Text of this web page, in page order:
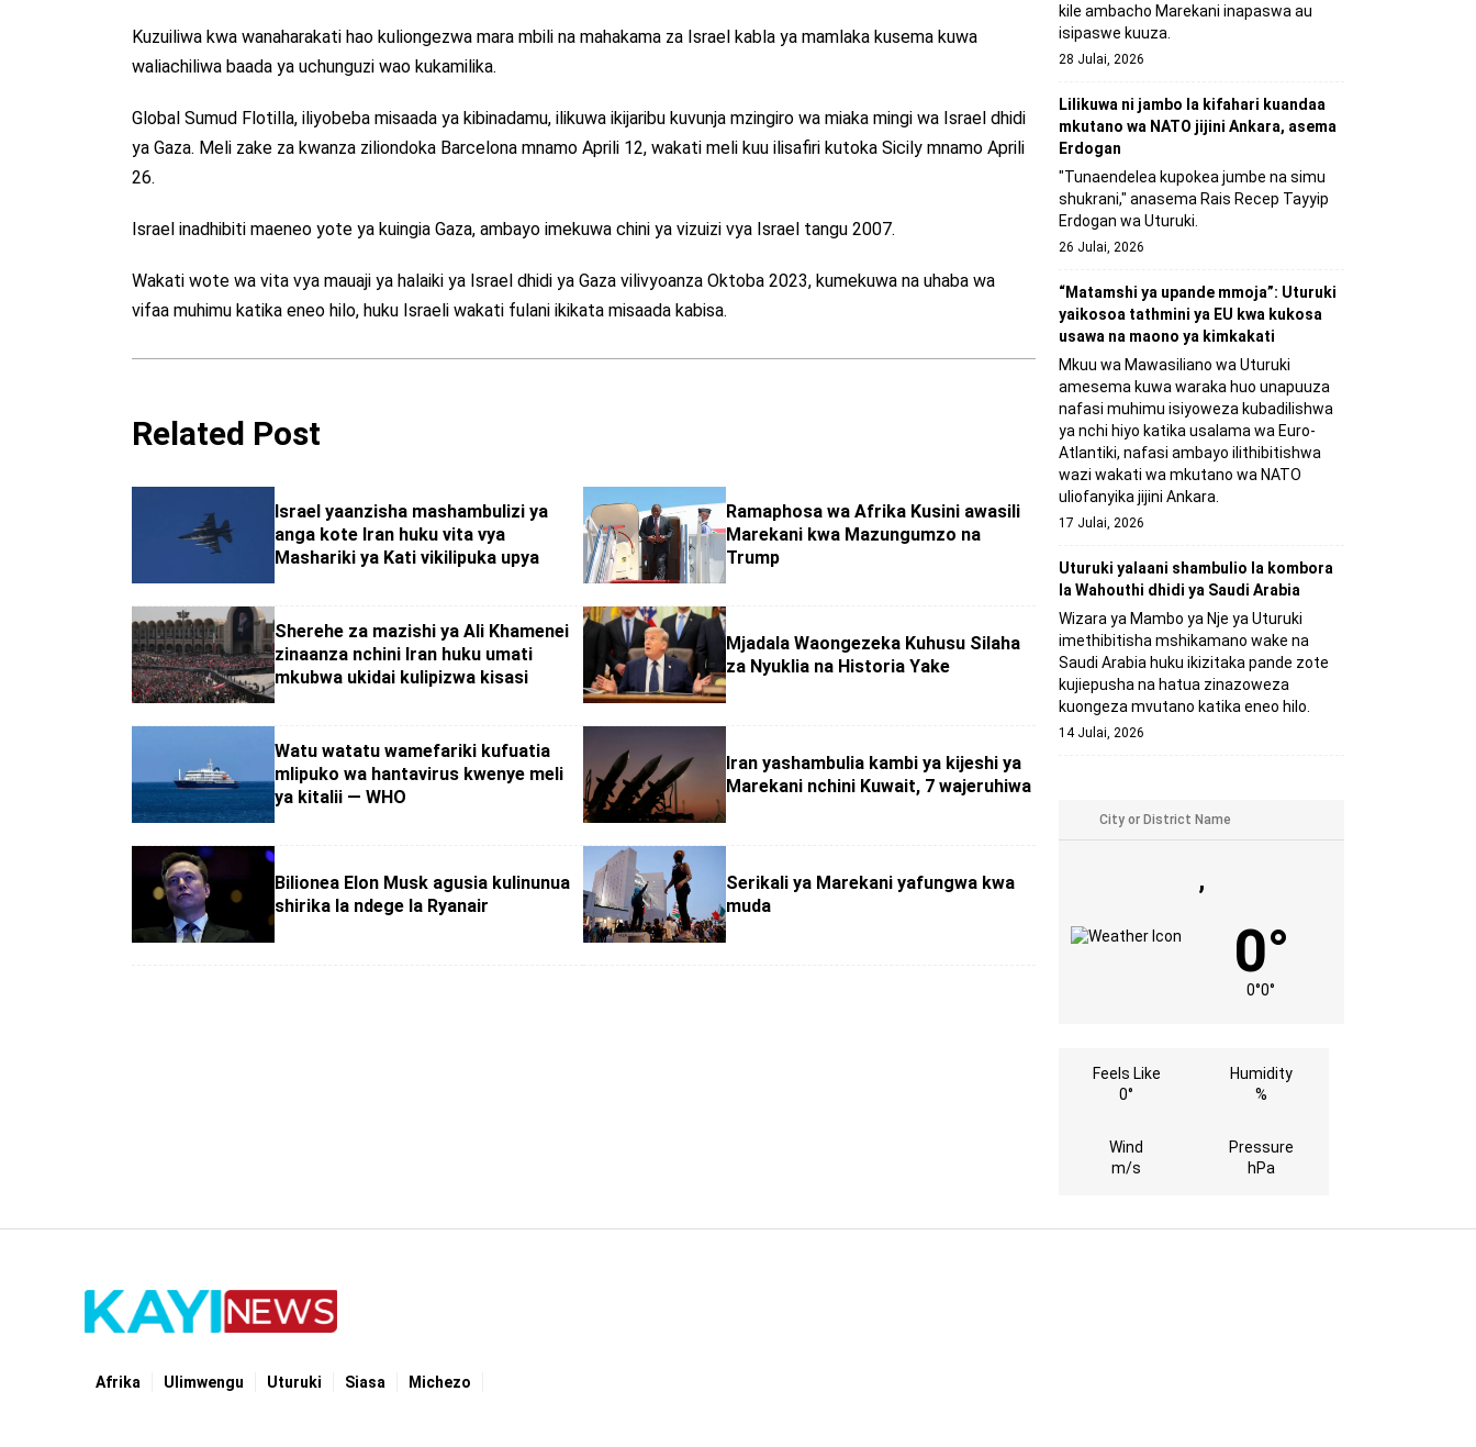
Kuzuiliwa kwa wanaharakati hao kuliongezwa mara mbili na mahakama za Israel kabla ya mamlaka kusema kuwa
waliachiliwa baada ya uchunguzi wao kukamilika.
Global Sumud Flotilla, iliyobeba misaada ya kibinadamu, ilikuwa ikijaribu kuvunja mzingiro wa miaka mingi wa Israel dhidi
ya Gaza. Meli zake za kwanza ziliondoka Barcelona mnamo Aprili 12, wakati meli kuu ilisafiri kutoka Sicily mnamo Aprili
26.
Israel inadhibiti maeneo yote ya kuingia Gaza, ambayo imekuwa chini ya vizuizi vya Israel tangu 2007.
Wakati wote wa vita vya mauaji ya halaiki ya Israel dhidi ya Gaza vilivyoanza Oktoba 2023, kumekuwa na uhaba wa
vifaa muhimu katika eneo hilo, huku Israeli wakati fulani ikikata misaada kabisa.
Related Post
Israel yaanzisha mashambulizi ya
anga kote Iran huku vita vya
Mashariki ya Kati vikilipuka upya
Ramaphosa wa Afrika Kusini awasili
Marekani kwa Mazungumzo na
Trump
Sherehe za mazishi ya Ali Khamenei
zinaanza nchini Iran huku umati
mkubwa ukidai kulipizwa kisasi
Mjadala Waongezeka Kuhusu Silaha
za Nyuklia na Historia Yake
Watu watatu wamefariki kufuatia
mlipuko wa hantavirus kwenye meli
ya kitalii — WHO
Iran yashambulia kambi ya kijeshi ya
Marekani nchini Kuwait, 7 wajeruhiwa
Bilionea Elon Musk agusia kulinunua
shirika la ndege la Ryanair
Serikali ya Marekani yafungwa kwa
muda
kile ambacho Marekani inapaswa au
isipaswe kuuza.
28 Julai, 2026
Lilikuwa ni jambo la kifahari kuandaa
mkutano wa NATO jijini Ankara, asema
Erdogan
"Tunaendelea kupokea jumbe na simu
shukrani," anasema Rais Recep Tayyip
Erdogan wa Uturuki.
26 Julai, 2026
“Matamshi ya upande mmoja”: Uturuki
yaikosoa tathmini ya EU kwa kukosa
usawa na maono ya kimkakati
Mkuu wa Mawasiliano wa Uturuki
amesema kuwa waraka huo unapuuza
nafasi muhimu isiyoweza kubadilishwa
ya nchi hiyo katika usalama wa Euro-
Atlantiki, nafasi ambayo ilithibitishwa
wazi wakati wa mkutano wa NATO
uliofanyika jijini Ankara.
17 Julai, 2026
Uturuki yalaani shambulio la kombora
la Wahouthi dhidi ya Saudi Arabia
Wizara ya Mambo ya Nje ya Uturuki
imethibitisha mshikamano wake na
Saudi Arabia huku ikizitaka pande zote
kujiepusha na hatua zinazoweza
kuongeza mvutano katika eneo hilo.
14 Julai, 2026
,
0°
0°0°
Feels Like
0°
Humidity
%
Wind
m/s
Pressure
hPa
Afrika Ulimwengu Uturuki Siasa Michezo